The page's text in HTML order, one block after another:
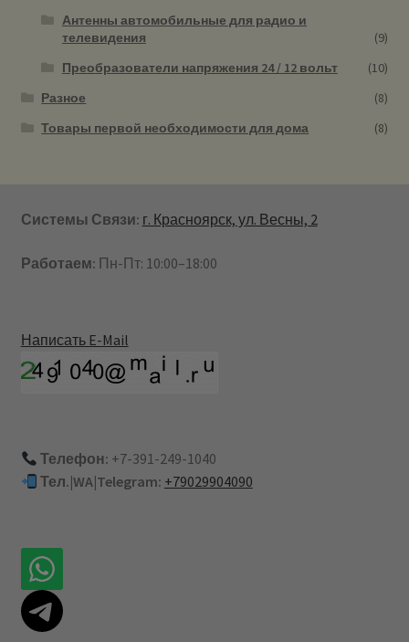
Антенны автомобильные для радио и
телевидения
(9)
Преобразователи напряжения 24 / 12 вольт
(10)
Разное
(8)
Товары первой необходимости для дома
(8)
Системы Связи: г. Красноярск, ул. Весны, 2
Работаем: Пн-Пт: 10:00–18:00
Написать E-Mail
Телефон: +7-391-249-1040
Тел.|WA|Telegram: +79029904090